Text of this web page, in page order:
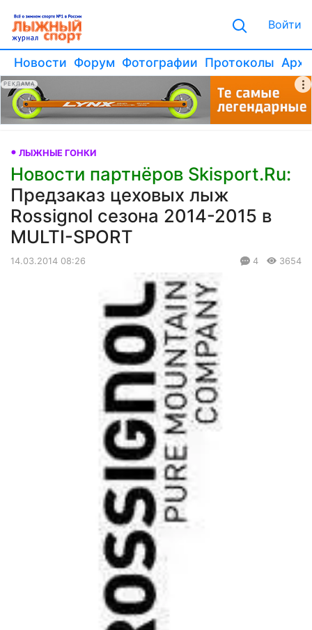
Войти
Новости Форум Фотографии Протоколы
РЕКЛАМА
ЛЫЖНЫЕ ГОНКИ
Новости партнёров Skisport.Ru:
Предзаказ цеховых лыж
Rossignol сезона 2014-2015 в
MULTI-SPORT
14.03.2014 08:26 4 3654